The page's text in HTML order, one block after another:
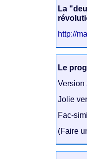
La
http://
Le
Version
Jolie
Fac-
(Faire